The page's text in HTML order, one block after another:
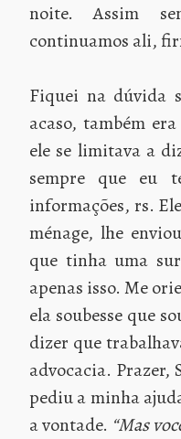
noite. Assim
continuamos ali,
Fiquei na dúvida
acaso, também
ele se limitava a
sempre que eu
informações, rs.
ménage, lhe
que tinha uma
apenas isso. Me
ela soubesse que
dizer que
advocacia. Prazer,
pediu a minha
a vontade. “Mas